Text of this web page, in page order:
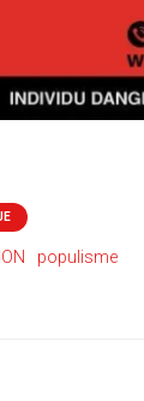
populisme